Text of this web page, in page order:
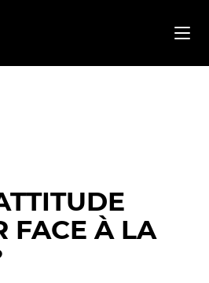
FACE À LA